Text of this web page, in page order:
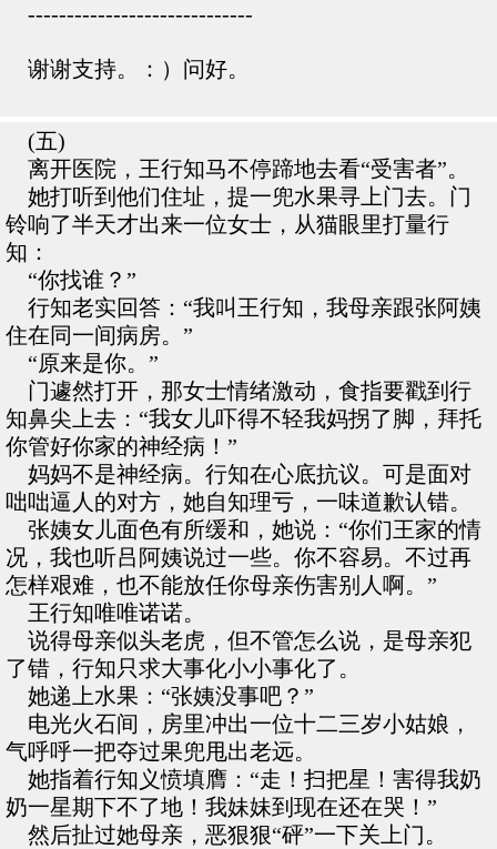
-----------------------------
谢谢支持。：）问好。
(五)
离开医院，王行知马不停蹄地去看“受害者”。
她打听到他们住址，提一兜水果寻上门去。门
铃响了半天才出来一位女士，从猫眼里打量行
知：
“你找谁？”
行知老实回答：“我叫王行知，我母亲跟张阿姨
住在同一间病房。”
“原来是你。”
门遽然打开，那女士情绪激动，食指要戳到行
知鼻尖上去：“我女儿吓得不轻我妈拐了脚，拜托
你管好你家的神经病！”
妈妈不是神经病。行知在心底抗议。可是面对
咄咄逼人的对方，她自知理亏，一味道歉认错。
张姨女儿面色有所缓和，她说：“你们王家的情
况，我也听吕阿姨说过一些。你不容易。不过再
怎样艰难，也不能放任你母亲伤害别人啊。”
王行知唯唯诺诺。
说得母亲似头老虎，但不管怎么说，是母亲犯
了错，行知只求大事化小小事化了。
她递上水果：“张姨没事吧？”
电光火石间，房里冲出一位十二三岁小姑娘，
气呼呼一把夺过果兜甩出老远。
她指着行知义愤填膺：“走！扫把星！害得我奶
奶一星期下不了地！我妹妹到现在还在哭！”
然后扯过她母亲，恶狠狠“砰”一下关上门。